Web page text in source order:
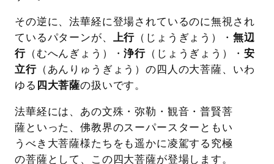
その逆に、法華経に登場されているのに無視され
ているパターンが、 上行 （じょうぎょう）・ 無辺
行（むへんぎょう）・浄行 （じょうぎょう）・ 安
立行（あんりゅうぎょう）の四人の大菩薩、いわ
ゆる 四大菩薩の扱いです。
法華経には、あの文殊・弥勒・観音・普賢菩
薩といった、佛教界のスーパースターともい
うべき大菩薩様たちをも遥かに凌駕する究極
の菩薩として、この四大菩薩が登場します。